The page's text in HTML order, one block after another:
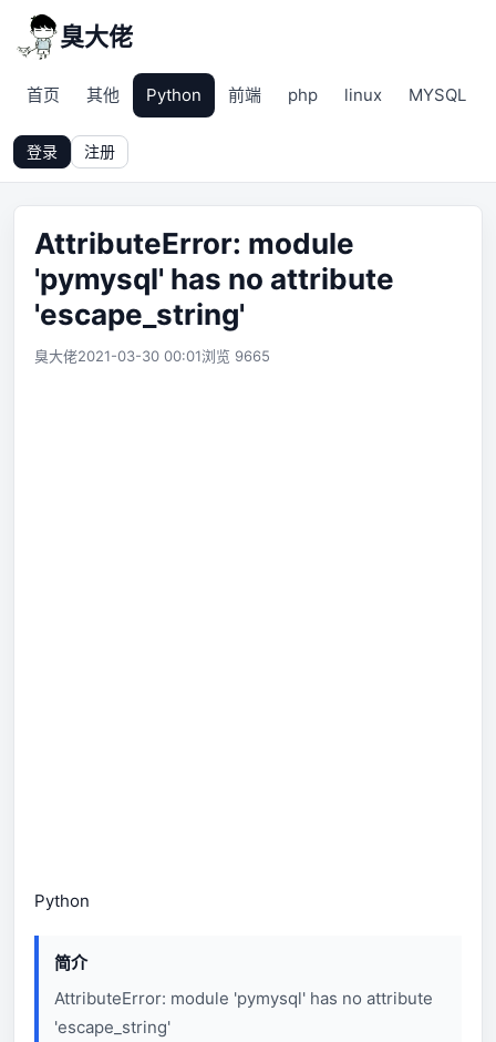
臭大佬
首页 其他 Python 前端 php linux MYSQL
登录 注册
AttributeError: module
'pymysql' has no attribute
'escape_string'
臭大佬2021-03-30 00:01浏览 9665
Python
简介
AttributeError: module 'pymysql' has no attribute
'escape_string'